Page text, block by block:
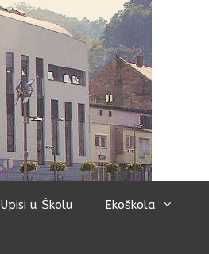
Upisi u Školu Ekoškola